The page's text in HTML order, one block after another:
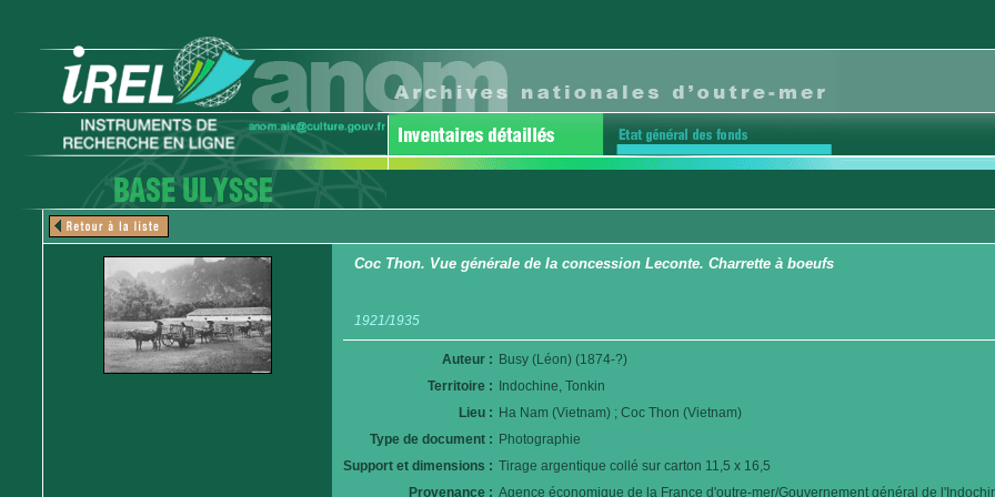
Coc Thon. Vue générale de la concession Leconte. Charrette à boeufs
1921/1935
Auteur : Busy (Léon) (1874-?)
Territoire :
Indochine, Tonkin
Lieu : Ha Nam (Vietnam) ; Coc Thon (Vietnam)
Type de document : Photographie
Support et dimensions : Tirage argentique collé sur carton 11,5 x 16,5
Provenance : Agence économique de la France d'outre-mer/Gouvernement général de